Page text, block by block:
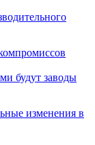
будут заводы
изменения в